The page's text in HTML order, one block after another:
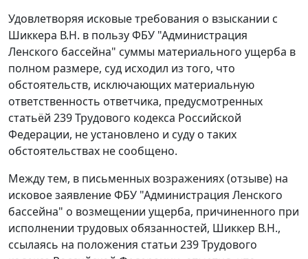
Удовлетворяя исковые требования о взыскании с
Шиккера В.Н. в пользу ФБУ "Администрация
Ленского бассейна" суммы материального ущерба в
полном размере, суд исходил из того, что
обстоятельств, исключающих материальную
ответственность ответчика, предусмотренных
статьёй 239 Трудового кодекса Российской
Федерации, не установлено и суду о таких
обстоятельствах не сообщено.
Между тем, в письменных возражениях (отзыве) на
исковое заявление ФБУ "Администрация Ленского
бассейна" о возмещении ущерба, причиненного при
исполнении трудовых обязанностей, Шиккер В.Н.,
ссылаясь на положения статьи 239 Трудового